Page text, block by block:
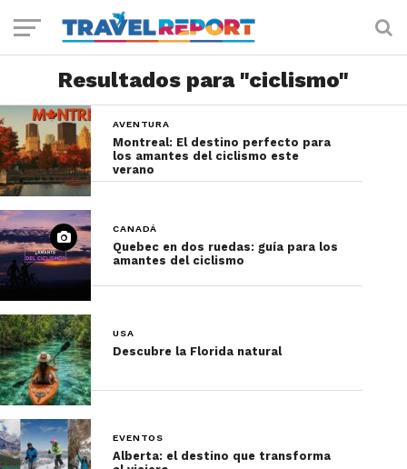
Resultados para "ciclismo"
AVENTURA
Montreal: El destino perfecto para
los amantes del ciclismo este
verano
CANADÁ
Quebec en dos ruedas: guía para los
amantes del ciclismo
USA
Descubre la Florida natural
EVENTOS
Alberta: el destino que transforma